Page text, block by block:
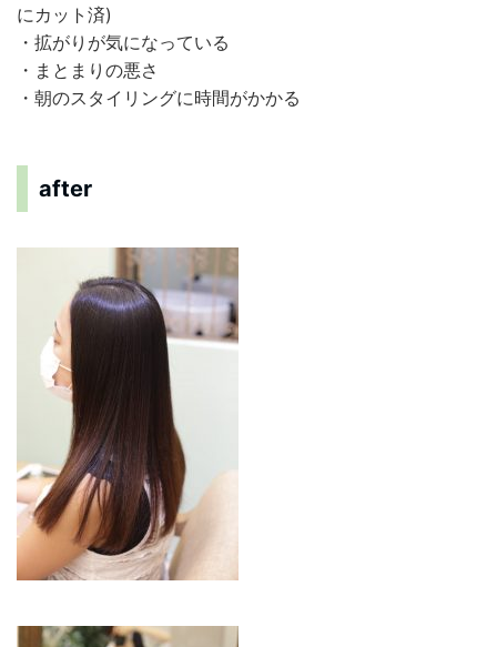
にカット済)
・拡がりが気になっている
・まとまりの悪さ
・朝のスタイリングに時間がかかる
after